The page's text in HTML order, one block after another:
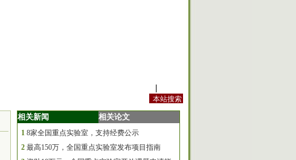
相关新闻 相关论文
1 8家全国重点实验室，支持经费公示
2 最高150万，全国重点实验室发布项目指南